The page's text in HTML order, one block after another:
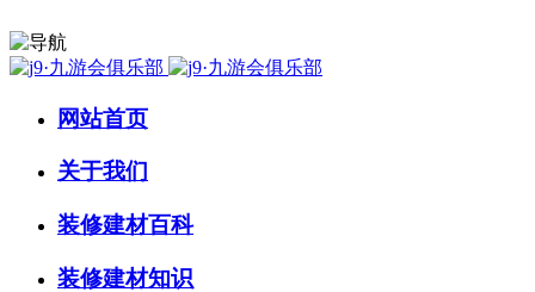
网站首页
关于我们
装修建材百科
装修建材知识